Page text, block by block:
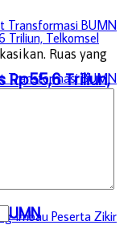
Triliun,
Digital
Triliun,
Digital
Ruas yang